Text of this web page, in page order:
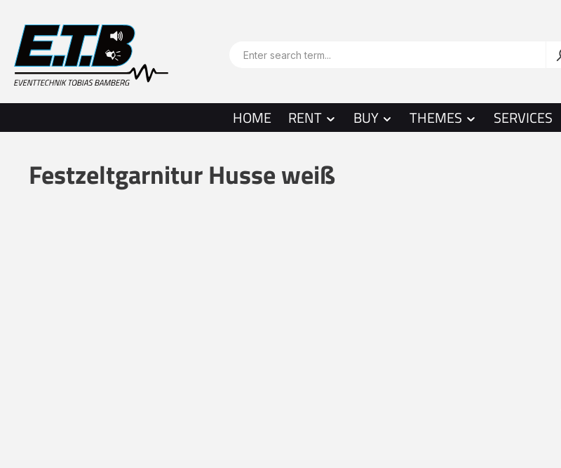
HOME RENT BUY THEMES SERVICES
Festzeltgarnitur Husse weiß